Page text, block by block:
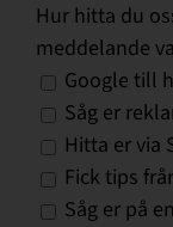
Hur hitta du
meddelande
Google till
Såg er
Hitta er via
Fick tips
Såg er på